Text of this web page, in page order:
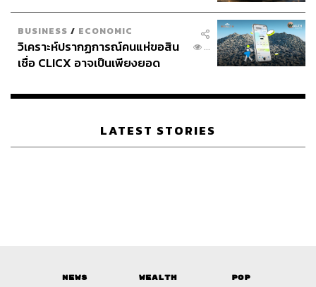
BUSINESS / ECONOMIC
วิเคราะห์ปรากฏการณ์คนแห่ขอสิน
เชื่อ CLICX อาจเป็นเพียงยอด
เรือนไทยที่ถูกซุกไว้
...
LATEST STORIES
News Wealth Pop